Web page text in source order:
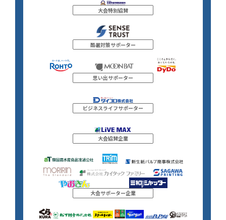
大会特別協賛
酷暑対策サポーター
思い出サポーター
ビジネスライフサポーター
大会協賛企業
大会サポーター企業